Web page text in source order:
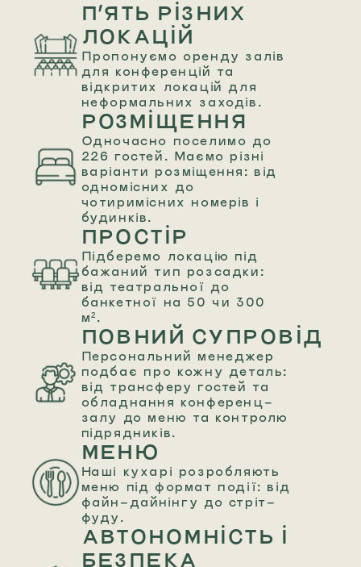
П’ЯТЬ РІЗНИХ
ЛОКАЦІЙ
Пропонуємо оренду залів
для конференцій та
відкритих локацій для
неформальних заходів.
РОЗМІЩЕННЯ
Одночасно поселимо до
226 гостей. Маємо різні
варіанти розміщення: від
одномісних до
чотиримісних номерів і
будинків.
ПРОСТІР
Підберемо локацію під
бажаний тип розсадки:
від театральної до
банкетної на 50 чи 300
м².
ПОВНИЙ СУПРОВІД
Персональний менеджер
подбає про кожну деталь:
від трансферу гостей та
обладнання конференц-
залу до меню та контролю
підрядників.
МЕНЮ
Наші кухарі розробляють
меню під формат події: від
файн-дайнінгу до стріт-
фуду.
АВТОНОМНІСТЬ І
БЕЗПЕКА